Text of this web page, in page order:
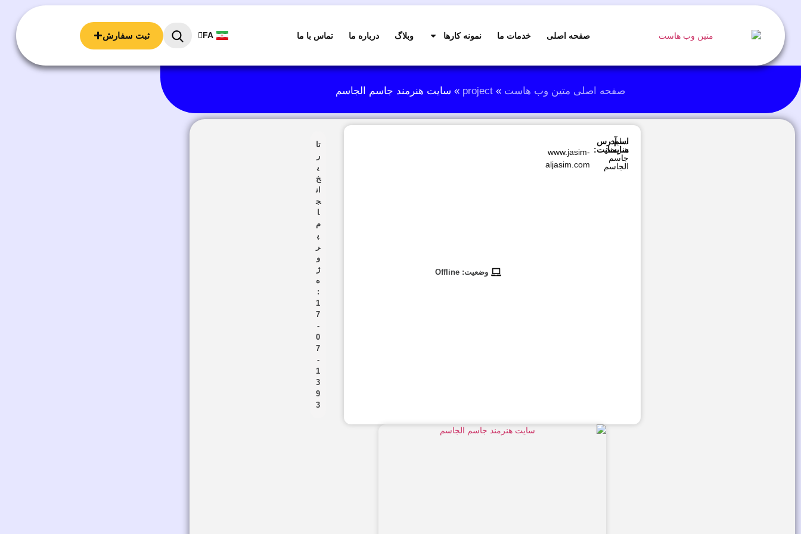
صفحه اصلی خدمات ما نمونه کارها وبلاگ درباره ما تماس با ما FA
AR ثبت سفارش
صفحه اصلی متین وب هاست »
project
» سایت هنرمند جاسم الجاسم
اسم
سایت:
سایت
هنرمند
جاسم
الجاسم
آدرس
سایت: www.jasim-
aljasim.com
وضعیت: Offline
تا
ر
ی
خ
ان
ج
ا
م
پ
ر
و
ژ
ه
:
1
7
-
0
7
-
1
3
9
3